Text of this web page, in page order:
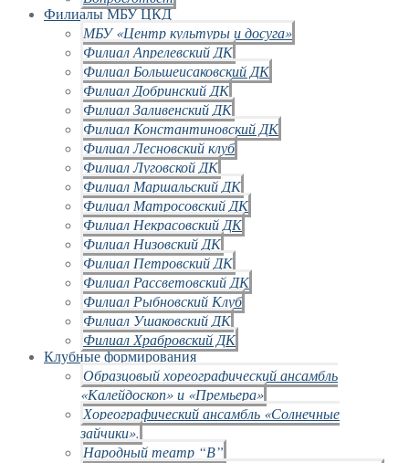
Филиалы МБУ ЦКД
МБУ «Центр культуры и досуга»
Филиал Апрелевский ДК
Филиал Большеисаковский ДК
Филиал Добринский ДК
Филиал Заливенский ДК
Филиал Константиновский ДК
Филиал Лесновский клуб
Филиал Луговской ДК
Филиал Маршальский ДК
Филиал Матросовский ДК
Филиал Некрасовский ДК
Филиал Низовский ДК
Филиал Петровский ДК
Филиал Рассветовский ДК
Филиал Рыбновский Клуб
Филиал Ушаковский ДК
Филиал Храбровский ДК
Клубные формирования
Образцовый хореографический ансамбль
«Калейдоскоп» и «Премьера»
Хореографический ансамбль «Солнечные
зайчики».
Народный театр “В”